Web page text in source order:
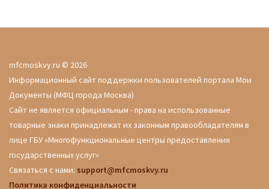
mfcmoskvy.ru © 2026
Информационный сайт поддержки пользователей портала Мои
Документы (МФЦ города Москва)
Сайт не является официальным - права на использованные
товарные знаки принадлежат их законным правообладателям в
лице ГБУ «Многофункциональные центры предоставления
государственных услуг»
Связаться с нами: support@mfcmoskvy.ru
Политика конфиденциальности